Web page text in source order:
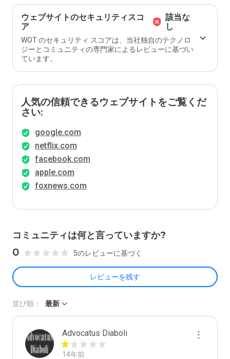
ウェブサイトのセキュリティスコ
ア
該当な
し
WOT のセキュリティ スコアは、当社独自のテクノロ
ジーとコミュニティの専門家によるレビューに基づい
ています。
人気の信頼できるウェブサイトをご覧くだ
さい:
google.com
netflix.com
facebook.com
apple.com
foxnews.com
コミュニティは何と言っていますか?
0 5のレビューに基づく
レビューを残す
よう
に評
価し
ます
か？
並び順： 最新
Advocatus Diaboli
14年前